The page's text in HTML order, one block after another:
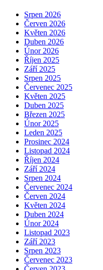
Srpen 2026
Červen 2026
Květen 2026
Duben 2026
Únor 2026
Říjen 2025
Září 2025
Srpen 2025
Červenec 2025
Květen 2025
Duben 2025
Březen 2025
Únor 2025
Leden 2025
Prosinec 2024
Listopad 2024
Říjen 2024
Září 2024
Srpen 2024
Červenec 2024
Červen 2024
Květen 2024
Duben 2024
Únor 2024
Listopad 2023
Září 2023
Srpen 2023
Červenec 2023